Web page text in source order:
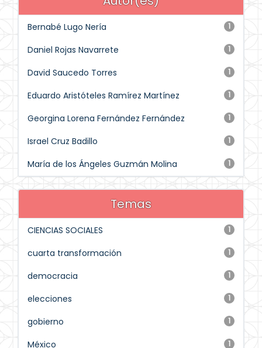
1
Bernabé Lugo Nería
1
Daniel Rojas Navarrete
1
David Saucedo Torres
1
Eduardo Aristóteles Ramírez Martínez
1
Georgina Lorena Fernández Fernández
1
Israel Cruz Badillo
1
María de los Ángeles Guzmán Molina
Temas
1
CIENCIAS SOCIALES
1
cuarta transformación
1
democracia
1
elecciones
1
gobierno
1
México